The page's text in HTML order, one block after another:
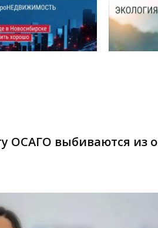
ОСАГО выбиваются из